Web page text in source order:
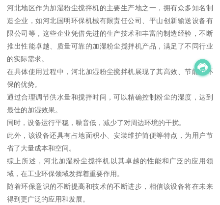
河北地区作为加湿粉尘搅拌机的主要生产地之一，拥有众多知名制
造企业，如河北国明环保机械有限责任公司、平山创新输送设备有
限公司等，这些企业凭借先进的生产技术和丰富的制造经验，不断
推出性能卓越、质量可靠的加湿粉尘搅拌机产品，满足了不同行业
的实际需求。
在具体使用过程中，河北加湿粉尘搅拌机展现了其高效、节能、环
保的优势。
通过合理调节供水量和搅拌时间，可以精确控制粉尘的湿度，达到
最佳的加湿效果。
同时，设备运行平稳，噪音低，减少了对周边环境的干扰。
此外，该设备还具有占地面积小、安装维护简便等特点，为用户节
省了大量成本和空间。
综上所述，河北加湿粉尘搅拌机以其卓越的性能和广泛的应用领
域，在工业环保领域发挥着重要作用。
随着环保意识的不断提高和技术的不断进步，相信该设备将在未来
得到更广泛的应用和发展。